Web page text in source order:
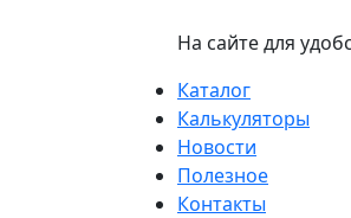
На сайте для
Каталог
Калькуляторы
Новости
Полезное
Контакты